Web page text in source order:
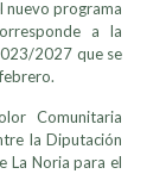
nuevo programa
a la
2027 que se
Comunitaria
la Diputación
La Noria para el